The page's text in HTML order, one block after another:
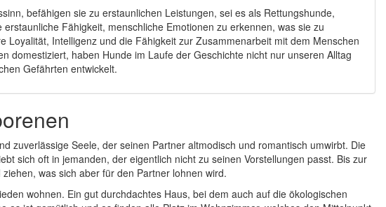
befähigen sie zu erstaunlichen Leistungen, sei es als Rettungshunde,
Fähigkeit, menschliche Emotionen zu erkennen, was sie zu
Intelligenz und die Fähigkeit zur Zusammenarbeit mit dem Menschen
domestiziert, haben Hunde im Laufe der Geschichte nicht nur unseren Alltag
Gefährten entwickelt.
zuverlässige Seele, der seinen Partner altmodisch und romantisch umwirbt. Die
sich oft in jemanden, der eigentlich nicht zu seinen Vorstellungen passt. Bis zur
was sich aber für den Partner lohnen wird.
wohnen. Ein gut durchdachtes Haus, bei dem auch auf die ökologischen